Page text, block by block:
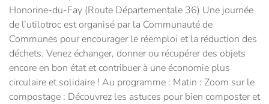
Honorine-du-Fay (Route Départementale 36) Une journée
de l’utilotroc est organisé par la Communauté de
Communes pour encourager le réemploi et la réduction des
déchets. Venez échanger, donner ou récupérer des objets
encore en bon état et contribuer à une économie plus
circulaire et solidaire ! Au programme : Matin : Zoom sur le
compostage : Découvrez les astuces pour bien composter et